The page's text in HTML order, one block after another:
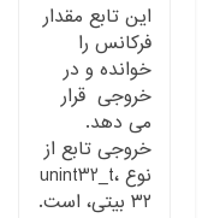
این تابع مقدار
فرکانس را
خوانده و در
خروجی قرار
می دهد.
خروجی تابع از
نوع unint32_t،
۳۲ بیتی، است.